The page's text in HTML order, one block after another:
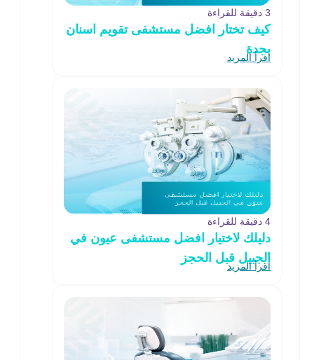
3 دقيقة للقراءة
كيف تختار افضل مستشفى تقويم اسنان
بجدة
اقرأ المزيد
4 دقيقة للقراءة
دليلك لاختيار افضل مستشفى عيون في
الجبيل قبل الحجز
اقرأ المزيد